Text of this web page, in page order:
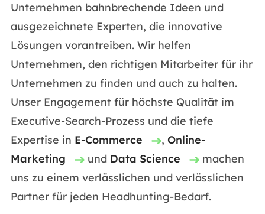
Unternehmen bahnbrechende Ideen und
ausgezeichnete Experten, die innovative
Lösungen vorantreiben. Wir helfen
Unternehmen, den richtigen Mitarbeiter für ihr
Unternehmen zu finden und auch zu halten.
Unser Engagement für höchste Qualität im
Executive-Search-Prozess und die tiefe
Expertise in E-Commerce , Online-
Marketing
und Data Science
machen
uns zu einem verlässlichen und verlässlichen
Partner für jeden Headhunting-Bedarf.